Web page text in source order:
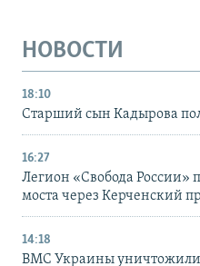
НОВОСТИ
18:10
Старший сын Кадырова
16:27
Легион «Свобода России»
моста через Керченский
14:18
ВМС Украины уничтожили